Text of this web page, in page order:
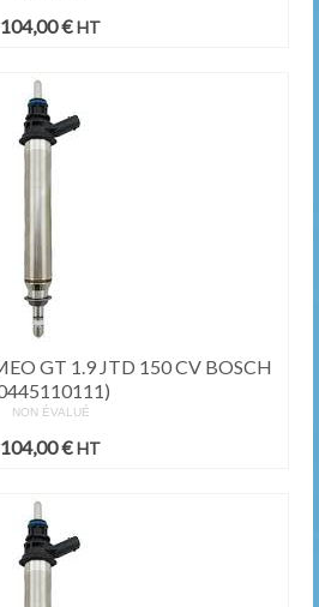
104,00€ HT
GT 1.9 JTD 150 CV BOSCH
NON ÉVALUÉ
104,00€ HT